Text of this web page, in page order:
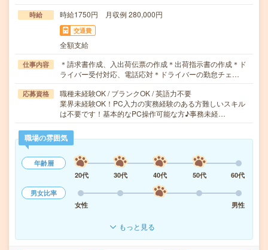
時給 時給1750円 月収例 280,000円
交通費
全額支給
仕事内容
＊請求書作成、入出荷伝票の作成＊出荷指示書の作成＊ド
ライバー受付対応、電話応対＊ドライバーの勤怠チェ…
応募資格
職種未経験OK / ブランクOK / 英語力不要
業界未経験OK！PC入力の実務経験のある方難しいスキル
は不要です！基本的なPC操作可能な方♪事務未経…
職場の雰囲気
年齢層
20代
30代 40代 50代
60代
男女比率
女性
男性
もっと見る